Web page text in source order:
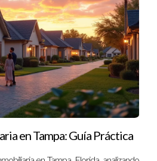
cambiar de broker tras darse
no le brindaba las
necesarias para prosperar en el
una investigación exhaustiva y
en tecnología
significativas en su productividad.
en Tampa: Guía Práctica